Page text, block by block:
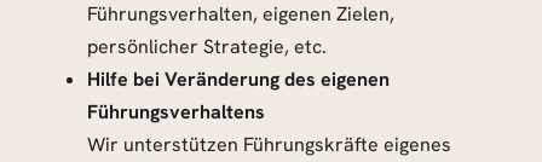
Führungsverhalten, eigenen Zielen,
persönlicher Strategie, etc.
Hilfe bei Veränderung des eigenen
Führungsverhaltens
Wir unterstützen Führungskräfte eigenes